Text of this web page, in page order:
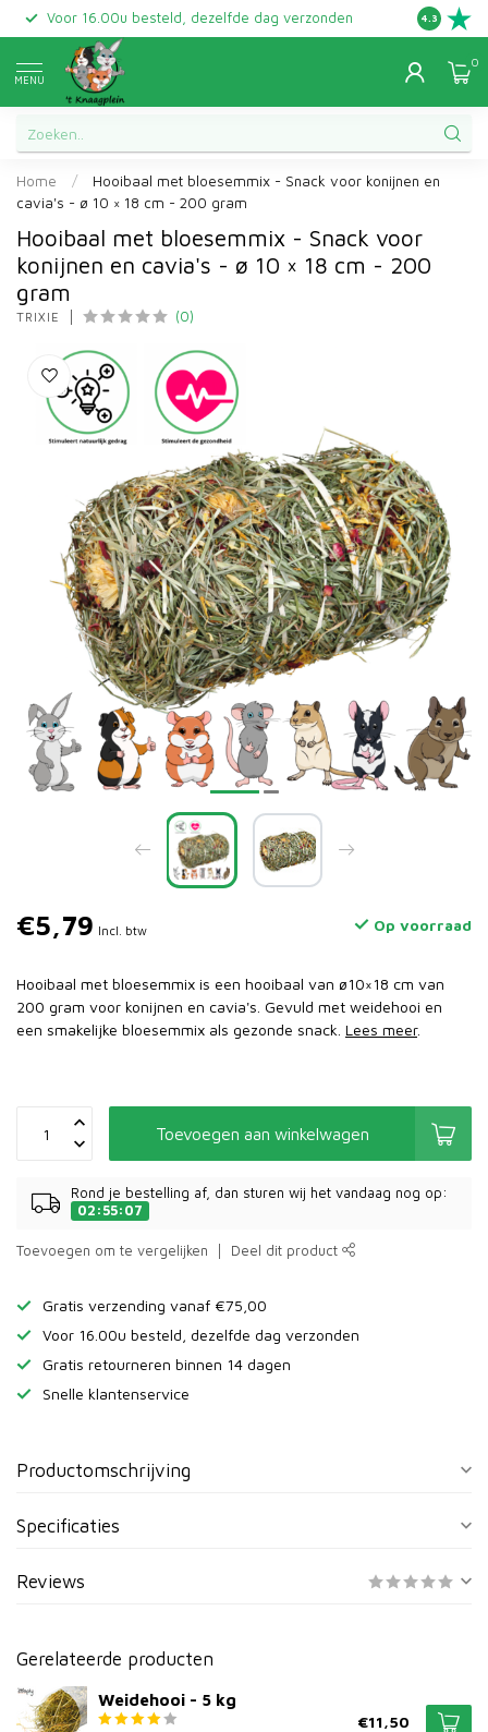
Voor 16.00u besteld, dezelfde dag verzonden Gratis
4.3
MENU
0
Home /
Hooibaal met bloesemmix - Snack voor konijnen en
cavia's - ø 10 × 18 cm - 200 gram
Hooibaal met bloesemmix - Snack voor
konijnen en cavia's - ø 10 × 18 cm - 200
gram
TRIXIE (0)
€5,79 Incl. btw Op voorraad
Hooibaal met bloesemmix is een hooibaal van ø10×18 cm van
200 gram voor konijnen en cavia's. Gevuld met weidehooi en
een smakelijke bloesemmix als gezonde snack. Lees meer.
Toevoegen aan winkelwagen
Rond je bestelling af, dan sturen wij het vandaag nog op:
02:55:07
Toevoegen om te vergelijken Deel dit product
Gratis verzending vanaf €75,00
Voor 16.00u besteld, dezelfde dag verzonden
Gratis retourneren binnen 14 dagen
Snelle klantenservice
Productomschrijving
Specificaties
Reviews
Gerelateerde producten
Weidehooi - 5 kg
€11,50